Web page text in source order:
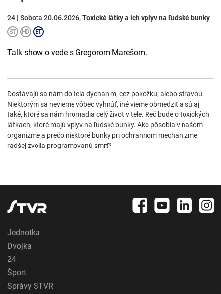
24 | Sobota 20.06.2026,Toxické látky a ich vplyv na ľudské bunky
Talk show o vede s Gregorom Marešom.
Dostávajú sa nám do tela dýchaním, cez pokožku, alebo stravou.
Niektorým sa nevieme vôbec vyhnúť, iné vieme obmedziť a sú aj
také, ktoré sa nám hromadia celý život v tele. Reč bude o toxických
látkach, ktoré majú vplyv na ľudské bunky. Ako pôsobia v našom
organizme a prečo niektoré bunky pri ochrannom mechanizme
radšej zvolia programovanú smrť?
Jednotka
Dvojka
24
Šport
Správy STVR